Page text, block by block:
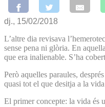
dj., 15/02/2018
L’altre dia revisava
sense pena ni glòria. En
que era inalienable. S’ha
Però aquelles paraules,
quasi tot el que desitja a la
El primer concepte: la vida és